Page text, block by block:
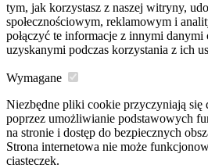
tym, jak korzystasz z naszej witryny,
społecznościowym, reklamowym i
połączyć te informacje z innymi
uzyskanymi podczas korzystania z ich
Wymagane
Niezbędne pliki cookie przyczyniają się
poprzez umożliwianie podstawowych
na stronie i dostęp do bezpiecznych
Strona internetowa nie może
ciasteczek.